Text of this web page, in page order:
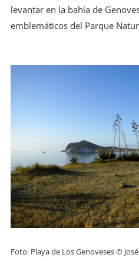
levantar en la bahía de
emblemáticos del Parque
Foto: Playa de Los Genoveses ©